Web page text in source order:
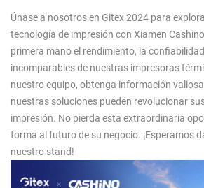
Únase a nosotros en Gitex 2024 para
tecnología de impresión con Xiamen
primera mano el rendimiento, la
incomparables de nuestras impresoras
nuestro equipo, obtenga información
nuestras soluciones pueden revolucionar
impresión. No pierda esta extraordinaria
forma al futuro de su negocio. ¡Esperamos
nuestro stand!